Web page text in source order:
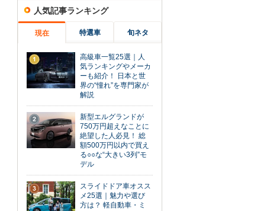
人気記事ランキング
現在 特選車 旬ネタ
1
高級車一覧25選｜人
気ランキングやメーカ
ーも紹介！ 日本と世
界の“憧れ”を専門家が
解説
2
新型エルグランドが
750万円超えなことに
絶望した人必見！ 総
額500万円以内で買え
る○○な“大きい3列”モ
デル
3
スライドドア車オスス
メ25選｜魅力や選び
方は？ 軽自動車・ミ